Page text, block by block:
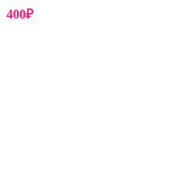
400₽